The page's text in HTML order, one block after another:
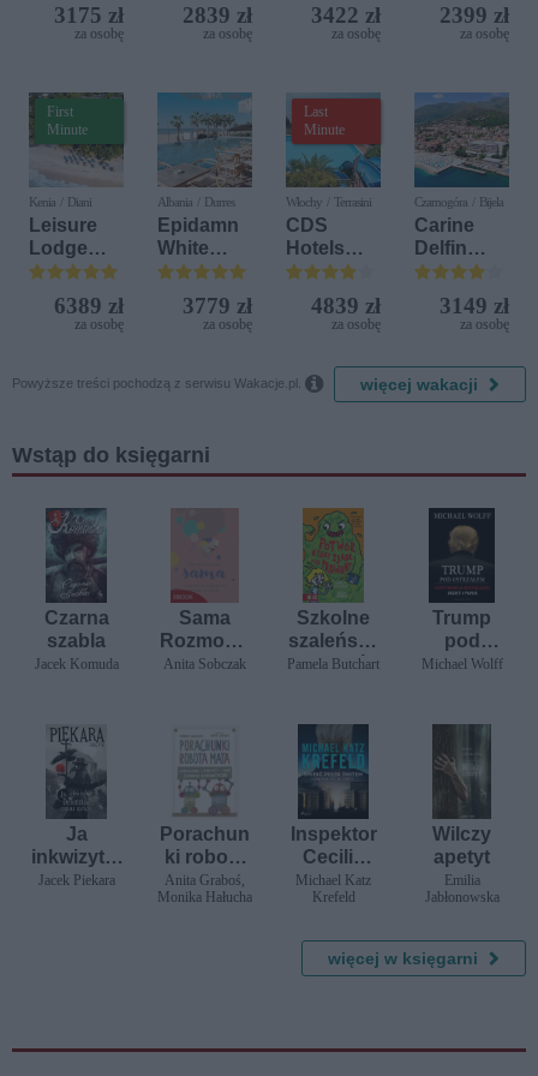
3175 zł
za osobę
2839 zł
za osobę
3422 zł
za osobę
2399 zł
za osobę
First
Minute
Kenia / Diani
Leisure
Lodge
Beach &
Golf
Resort by
Diamonds
6389 zł
za osobę
Albania / Durres
Epidamn
White
Sensation
3779 zł
za osobę
Last
Minute
Włochy / Terrasini
CDS
Hotels
Terrasini
(ex. Citta
del Mare)
4839 zł
za osobę
Czarnogóra / Bijela
Carine
Delfin
Bijela (ex.
Iberostar
Bijela
3149 zł
za osobę
Powyższe treści pochodzą z serwisu Wakacje.pl.  więcej wakacji
Wstąp do księgarni
Czarna
szabla
Jacek Komuda
Sama
Rozmowy
o
macierzyń
stwie
Anita Sobczak
Szkolne
szaleństw
a. Potwór,
prowiant
Pamela Butchart
Trump
pod
ostrzałem
Michael Wolff
Ja
inkwizytor
. Dziennik
Jacek Piekara
Porachun
ki robota
Mata, czyli
łamigłówk
Anita Graboś,
Monika Hałucha
Inspektor
Cecilie
Mars 3:
Śmierć
świtem
Michael Katz
Krefeld
Wilczy
apetyt
Emilia
Jabłonowska
więcej w księgarni